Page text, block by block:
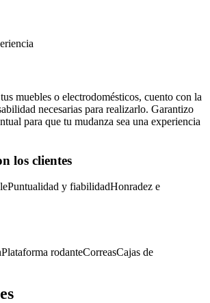
muebles o electrodomésticos, cuento con la
necesarias para realizarlo. Garantizo
para que tu mudanza sea una experiencia
los clientes
Puntualidad y fiabilidadHonradez e
Plataforma rodanteCorreasCajas de